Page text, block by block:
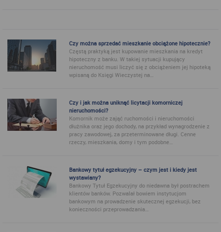
Czy można sprzedać mieszkanie obciążone hipotecznie?
Częstą praktyką jest kupowanie mieszkania na kredyt
hipoteczny z banku. W takiej sytuacji kupujący
nieruchomość musi liczyć się z obciążeniem jej hipoteką
wpisaną do Księgi Wieczystej na…
Czy i jak można uniknąć licytacji komorniczej
nieruchomości?
Komornik może zająć ruchomości i nieruchomości
dłużnika oraz jego dochody, na przykład wynagrodzenie z
pracy zawodowej, za przeterminowane długi. Cenne
rzeczy, mieszkania, domy i tym podobne…
Bankowy tytuł egzekucyjny – czym jest i kiedy jest
wystawiany?
Bankowy Tytuł Egzekucyjny do niedawna był postrachem
klientów banków. Pozwalał bowiem instytucjom
bankowym na prowadzenie skutecznej egzekucji, bez
konieczności przeprowadzania…